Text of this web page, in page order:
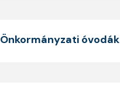
Önkormányzati óvodák